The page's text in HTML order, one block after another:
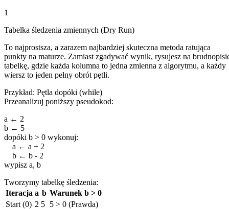
1
Tabelka śledzenia zmiennych (Dry Run)
To najprostsza, a zarazem najbardziej skuteczna metoda ratująca
punkty na maturze. Zamiast zgadywać wynik, rysujesz na
tabelkę, gdzie każda kolumna to jedna zmienna z algorytmu, a każdy
wiersz to jeden pełny obrót pętli.
Przykład: Pętla dopóki (while)
Przeanalizuj poniższy pseudokod:
a ← 2
b ← 5
dopóki b > 0 wykonuj:
a ← a + 2
b ← b - 2
wypisz a, b
Tworzymy tabelkę śledzenia:
Iteracja a b Warunek b > 0
Start (0) 2 5 5 > 0 (Prawda)